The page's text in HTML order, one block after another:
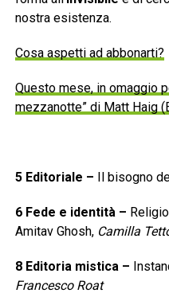
nostra esistenza.
Cosa aspetti ad abbonarti?
Questo mese, in omaggio
mezzanotte” di Matt Haig
5 Editoriale – Il bisogno
6 Fede e identità–
Amitav Ghosh, Camilla
8 Editoria mistica–
Francesco Roat